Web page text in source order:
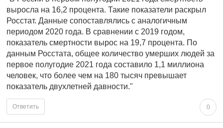
выросла на 16,2 процента. Такие показатели раскрыл
Росстат. Данные сопоставлялись с аналогичным
периодом 2020 года. В сравнении с 2019 годом,
показатель смертности вырос на 19,7 процента. По
данным Росстата, общее количество умерших людей за
первое полугодие 2021 года составило 1,1 миллиона
человек, что более чем на 180 тысяч превышает
показатель двухлетней давности."
0
Ответить